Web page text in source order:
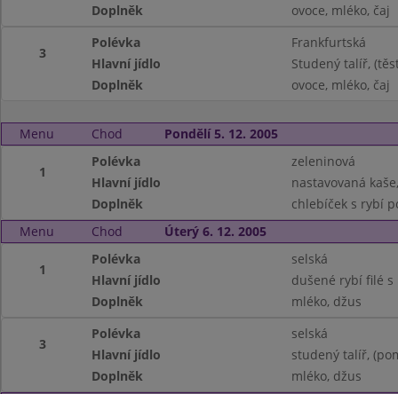
Doplněk
ovoce, mléko, čaj
3
Polévka
Frankfurtská
Hlavní jídlo
Studený talíř,
Doplněk
ovoce, mléko, čaj
Menu Chod Pondělí 5. 12. 2005
1
Polévka
zeleninová
Hlavní jídlo
nastavovaná
Doplněk
chlebíček s rybí
Menu
Chod Úterý 6. 12. 2005
1
Polévka
selská
Hlavní jídlo
dušené rybí filé
Doplněk
mléko, džus
3
Polévka
selská
Hlavní jídlo
studený talíř,
Doplněk
mléko, džus